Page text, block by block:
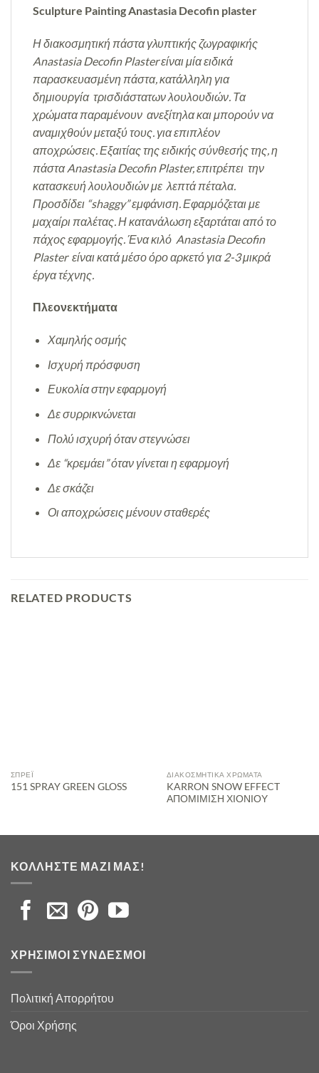
Sculpture Painting Anastasia Decofin plaster
Η διακοσμητική πάστα γλυπτικής ζωγραφικής
Anastasia Decofin Plaster είναι μία ειδικά
παρασκευασμένη πάστα, κατάλληλη για
δημιουργία τρισδιάστατων λουλουδιών. Τα
χρώματα παραμένουν ανεξίτηλα και μπορούν να
αναμιχθούν μεταξύ τους. για επιπλέον
αποχρώσεις. Εξαιτίας της ειδικής σύνθεσής της, η
πάστα Anastasia Decofin Plaster, επιτρέπει την
κατασκευή λουλουδιών με λεπτά πέταλα.
Προσδίδει “shaggy” εμφάνιση. Εφαρμόζεται με
μαχαίρι παλέτας. Η κατανάλωση εξαρτάται από το
πάχος εφαρμογής. Ένα κιλό Anastasia Decofin
Plaster είναι κατά μέσο όρο αρκετό για 2-3 μικρά
έργα τέχνης.
Πλεονεκτήματα
Χαμηλής οσμής
Ισχυρή πρόσφυση
Ευκολία στην εφαρμογή
Δε συρρικνώνεται
Πολύ ισχυρή όταν στεγνώσει
Δε “κρεμάει” όταν γίνεται η εφαρμογή
Δε σκάζει
Οι αποχρώσεις μένουν σταθερές
RELATED PRODUCTS
ΣΠΡΈΙ
151 SPRAY GREEN GLOSS
ΔΙΑΚΟΣΜΗΤΙΚΆ ΧΡΏΜΑΤΑ
KARRON SNOW EFFECT
ΑΠΟΜΙΜΙΣΗ ΧΙΟΝΙΟΥ
ΚΟΛΛΉΣΤΕ ΜΑΖΊ ΜΑΣ!
ΧΡΉΣΙΜΟΙ ΣΎΝΔΕΣΜΟΙ
Πολιτική Απορρήτου
Όροι Χρήσης